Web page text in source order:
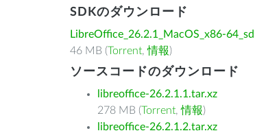
SDKのダウンロード
LibreOffice_26.2.1_MacOS_x86-
46 MB (Torrent,情報)
ソースコードのダウンロード
libreoffice-26.2.1.1.tar.xz
278 MB (Torrent,情報)
libreoffice-26.2.1.2.tar.xz